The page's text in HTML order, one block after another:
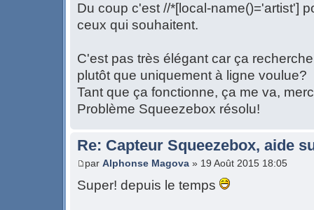
Du coup c'est //*[local-name()='artist']
ceux qui souhaitent.
C'est pas très élégant car ça
plutôt que uniquement à ligne voulue?
Tant que ça fonctionne, ça me va,
Problème Squeezebox résolu!
Re: Capteur Squeezebox, aide
par Alphonse Magova » 19 Août 2015 18:05
Super! depuis le temps